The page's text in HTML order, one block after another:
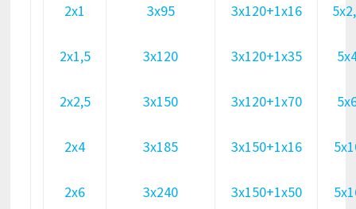
2х1
2х1,5
2х2,5
2х4
2х6
3х95
3х120
3х150
3х185
3х240
3х120+1х16
3х120+1х35
3х120+1х70
3х150+1х16
3х150+1х50